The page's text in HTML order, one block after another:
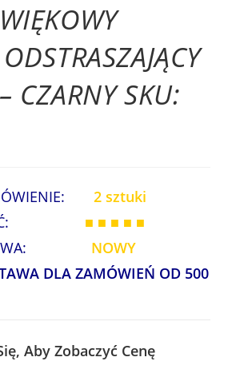
CZARNY SKU:
2 sztuki
■ ■ ■ ■ ■
NOWY
DLA ZAMÓWIEŃ OD 500
Aby Zobaczyć Cenę